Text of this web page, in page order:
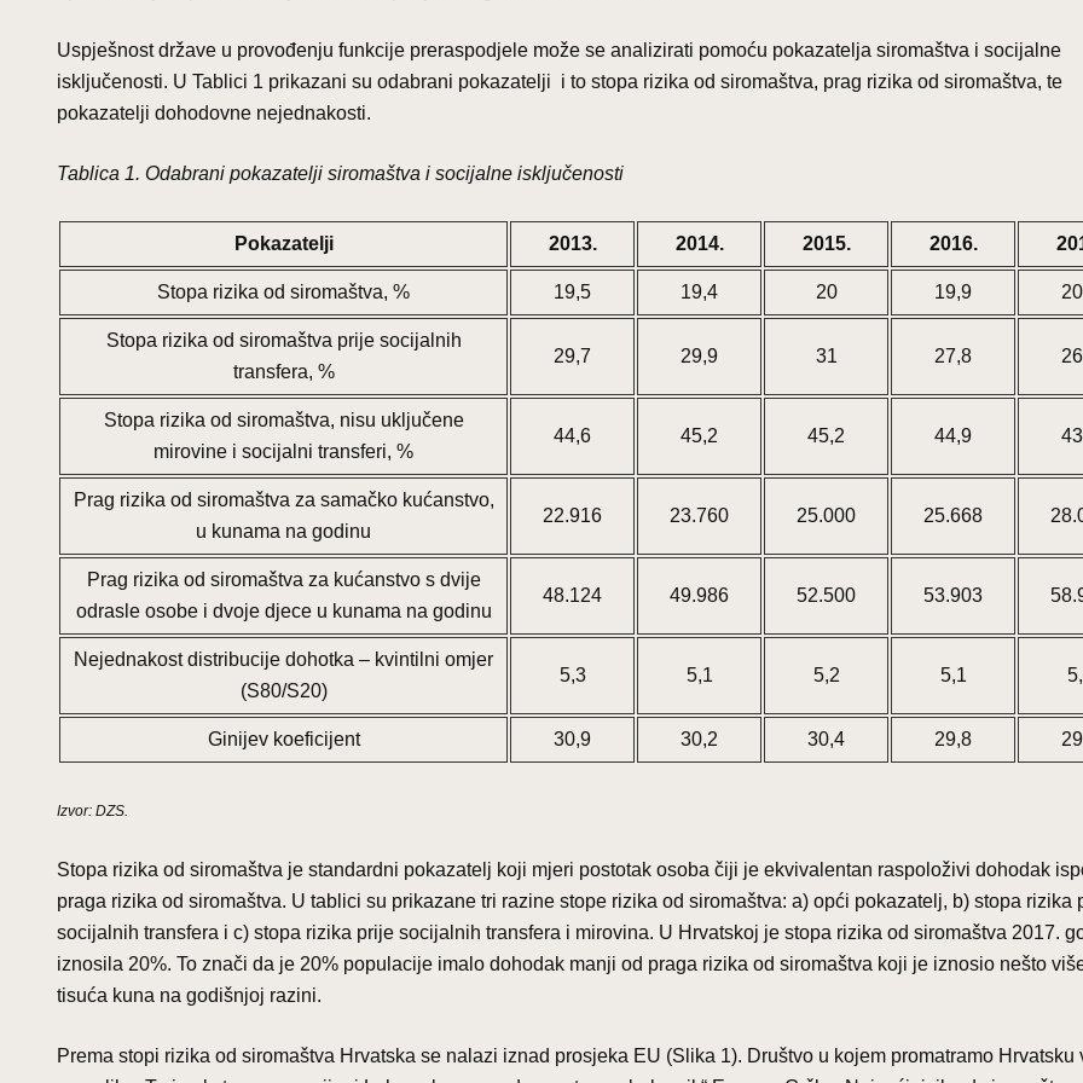
Uspješnost države u provođenju funkcije preraspodjele može se analizirati pomoću pokazatelja siromaštva i socijalne
isključenosti. U Tablici 1 prikazani su odabrani pokazatelji i to stopa rizika od siromaštva, prag rizika od siromaštva, te
pokazatelji dohodovne nejednakosti.
Tablica 1. Odabrani pokazatelji siromaštva i socijalne isključenosti
Pokazatelji 2013. 2014. 2015. 2016.
Stopa rizika od siromaštva, % 19,5 19,4 20 19,9
Stopa rizika od siromaštva prije socijalnih
transfera, %
29,7 29,9 31 27,8
Stopa rizika od siromaštva, nisu uključene
mirovine i socijalni transferi, %
44,6 45,2 45,2 44,9
Prag rizika od siromaštva za samačko kućanstvo,
u kunama na godinu
22.916 23.760 25.000 25.668
Prag rizika od siromaštva za kućanstvo s dvije
odrasle osobe i dvoje djece u kunama na godinu
48.124 49.986 52.500 53.903
Nejednakost distribucije dohotka – kvintilni omjer
(S80/S20)
5,3 5,1 5,2 5,1
Ginijev koeficijent 30,9 30,2 30,4 29,8
Izvor: DZS.
Stopa rizika od siromaštva je standardni pokazatelj koji mjeri postotak osoba čiji je ekvivalentan raspoloživi dohodak
praga rizika od siromaštva. U tablici su prikazane tri razine stope rizika od siromaštva: a) opći pokazatelj, b) stopa rizika
socijalnih transfera i c) stopa rizika prije socijalnih transfera i mirovina. U Hrvatskoj je stopa rizika od siromaštva 2017.
iznosila 20%. To znači da je 20% populacije imalo dohodak manji od praga rizika od siromaštva koji je iznosio nešto
tisuća kuna na godišnjoj razini.
Prema stopi rizika od siromaštva Hrvatska se nalazi iznad prosjeka EU (Slika 1). Društvo u kojem promatramo Hrvatsku